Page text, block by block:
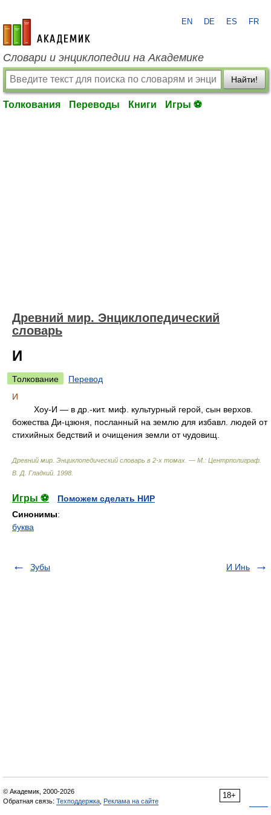
academic.ru
EN DE ES FR
Словари и энциклопедии на Академике
Найти!
Толкования Переводы Книги Игры ⚽
Древний мир. Энциклопедический
словарь
И
Толкование
Перевод
И
Хоу-И — в др.-кит. миф. культурный герой, сын верхов.
божества Ди-цзюня, посланный на землю для избавл. людей от
стихийных бедствий и очищения земли от чудовищ.
Древний мир. Энциклопедический словарь в 2-х томах. — М.: Центрполиграф
В. Д. Гладкий 1998
Игры ⚽
Поможем сделать НИР
Синонимы:
буква
Зубы И Инь
18+
© Академик, 2000-2026
Обратная связь: Техподдержка Реклама на сайте